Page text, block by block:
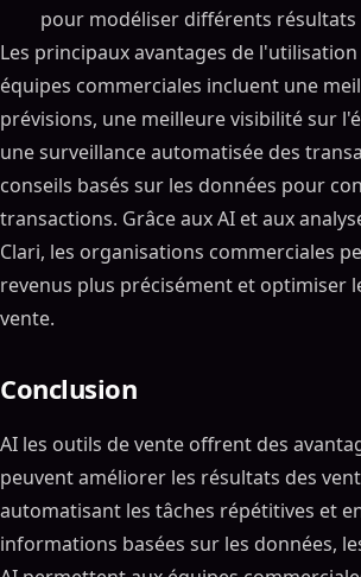
pour modéliser différents résultats
Les principaux avantages de
équipes commerciales incluent une
prévisions, une meilleure visibilité sur
une surveillance automatisée des
conseils basés sur les données pour
transactions. Grâce aux AI et aux
Clari, les organisations commerciales
revenus plus précisément et optimiser
vente.
Conclusion
AI les outils de vente offrent des
peuvent améliorer les résultats des
automatisant les tâches répétitives et
informations basées sur les données,